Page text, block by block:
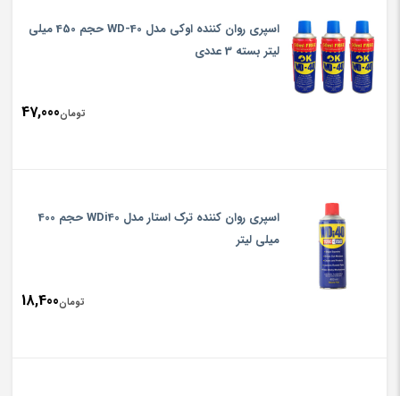
اسپری روان کننده اوکی مدل WD-40 حجم 450 میلی
لیتر بسته 3 عددی
تومان47,000
اسپری روان کننده ترک استار مدل WDi40 حجم 400
میلی لیتر
تومان18,400